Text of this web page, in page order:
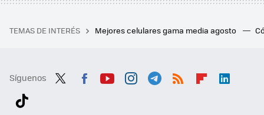
TEMAS DE INTERÉS Mejores celulares gama media agosto
Síguenos